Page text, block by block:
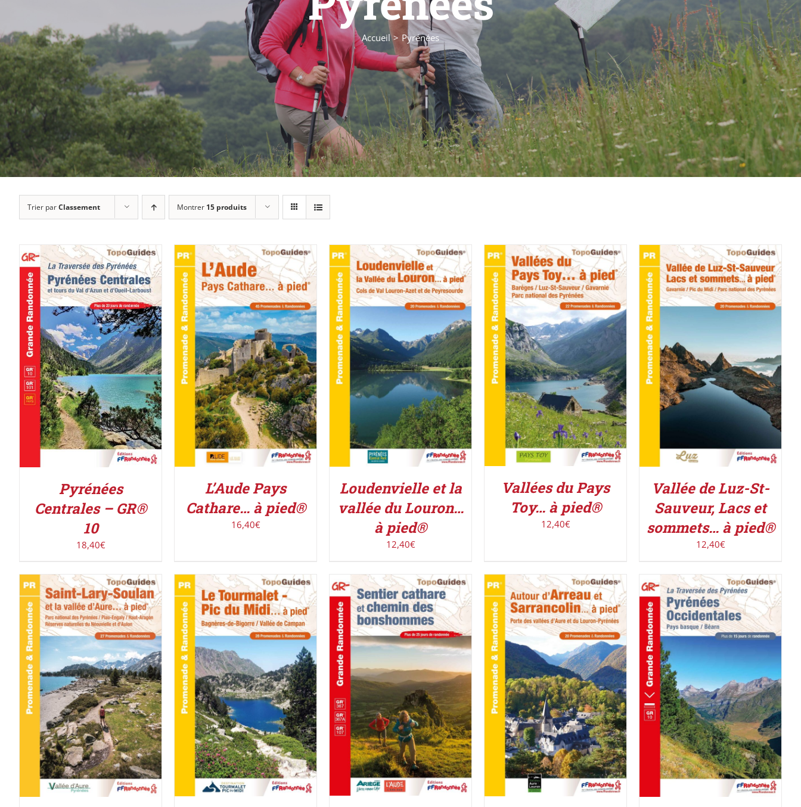
Accueil Pyrénées
Trier parClassement Montrer 15 produits
AJOUTER AU PANIER
/
DÉTAILS
Pyrénées
Centrales – GR®
10
18,40€
AJOUTER AU PANIER
/
DÉTAILS
L’Aude Pays
Cathare… à pied®
16,40€
ACHETER LE PRODUIT
/
DÉTAILS
Loudenvielle et la
vallée du Louron…
à pied®
12,40€
ACHETER LE PRODUIT
/
DÉTAILS
Vallées du Pays
Toy… à pied®
12,40€
ACHETER LE PRODUIT
DÉTAILS
Vallée de Luz-St-
Sauveur, Lacs et
sommets… à pied®
12,40€
ACHETER LE PRODUIT
/
DÉTAILS
ACHETER LE PRODUIT
/
DÉTAILS
ACHETER LE PRODUIT
/
DÉTAILS
ACHETER LE PRODUIT
/
DÉTAILS
ACHETER LE PRODUIT
/
DÉTAILS